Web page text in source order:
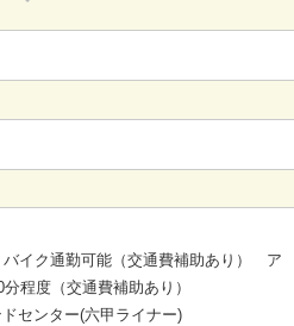
イク通勤可能（交通費補助あり） ア
程度（交通費補助あり）
センター(六甲ライナー)